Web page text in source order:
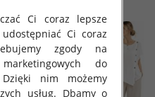
Ci coraz lepsze
Ci coraz
zgody na
do
nim możemy
usług. Dbamy o